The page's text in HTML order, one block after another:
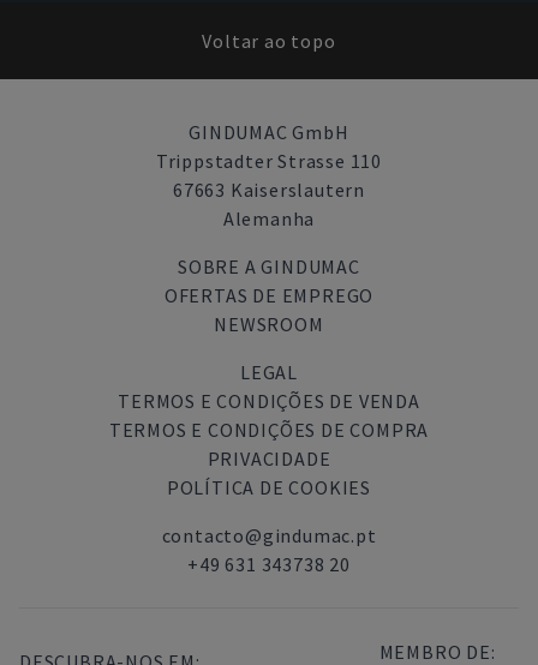
Voltar ao topo
GINDUMAC GmbH
Trippstadter Strasse 110
67663 Kaiserslautern
Alemanha
SOBRE A GINDUMAC
OFERTAS DE EMPREGO
NEWSROOM
LEGAL
TERMOS E CONDIÇÕES DE VENDA
TERMOS E CONDIÇÕES DE COMPRA
PRIVACIDADE
POLÍTICA DE COOKIES
contacto@gindumac.pt
+49 631 343738 20
MEMBRO DE: